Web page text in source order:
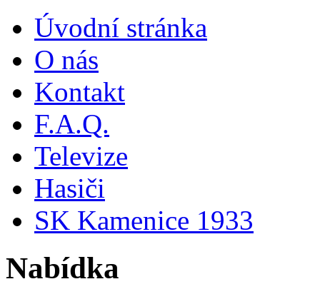
Úvodní stránka
O nás
Kontakt
F.A.Q.
Televize
Hasiči
SK Kamenice 1933
Nabídka